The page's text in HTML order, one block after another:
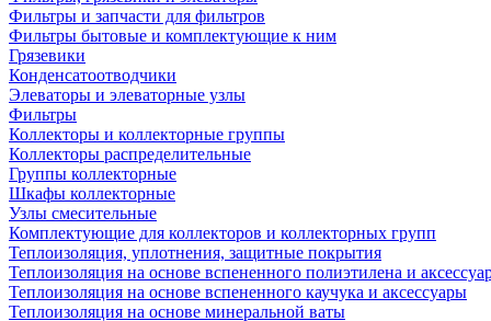
Фильтры и запчасти для фильтров
Фильтры бытовые и комплектующие к ним
Грязевики
Конденсатоотводчики
Элеваторы и элеваторные узлы
Фильтры
Коллекторы и коллекторные группы
Коллекторы распределительные
Группы коллекторные
Шкафы коллекторные
Узлы смесительные
Комплектующие для коллекторов и коллекторных групп
Теплоизоляция, уплотнения, защитные покрытия
Теплоизоляция на основе вспененного полиэтилена и
Теплоизоляция на основе вспененного каучука и аксессуары
Теплоизоляция на основе минеральной ваты